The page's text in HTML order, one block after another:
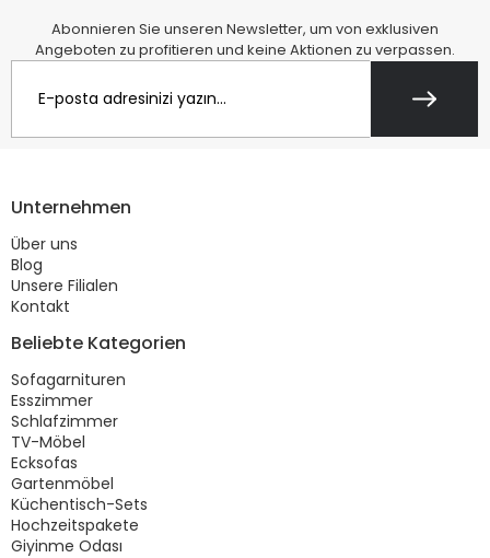
Abonnieren Sie unseren Newsletter, um von exklusiven
Angeboten zu profitieren und keine Aktionen zu verpassen.
Unternehmen
Über uns
Blog
Unsere Filialen
Kontakt
Beliebte Kategorien
Sofagarnituren
Esszimmer
Schlafzimmer
TV-Möbel
Ecksofas
Gartenmöbel
Küchentisch-Sets
Hochzeitspakete
Giyinme Odası